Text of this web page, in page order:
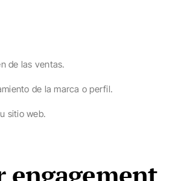
de las ventas.
de la marca o perfil.
sitio web.
engagement